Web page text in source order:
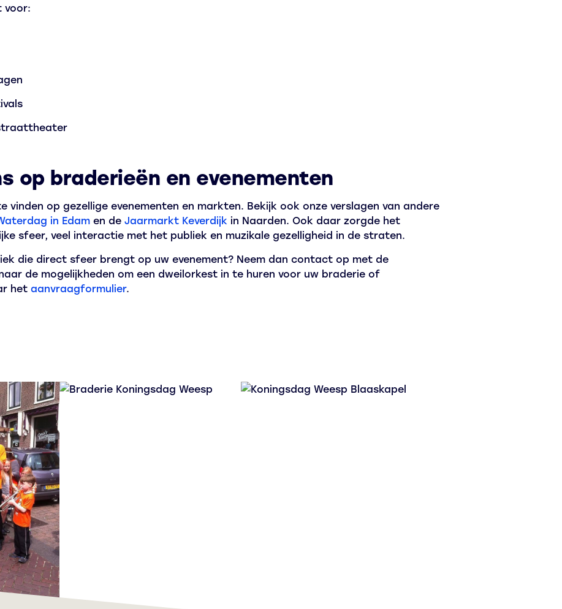
voor:
op braderieën en evenementen
vinden op gezellige evenementen en markten. Bekijk ook onze verslagen van andere
in Edam en de Jaarmarkt Keverdijk in Naarden. Ook daar zorgde het
sfeer, veel interactie met het publiek en muzikale gezelligheid in de straten.
die direct sfeer brengt op uw evenement? Neem dan contact op met de
de mogelijkheden om een dweilorkest in te huren voor uw braderie of
het aanvraagformulier.